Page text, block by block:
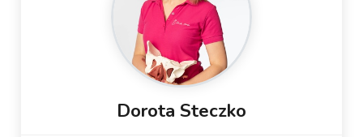
Dorota Steczko